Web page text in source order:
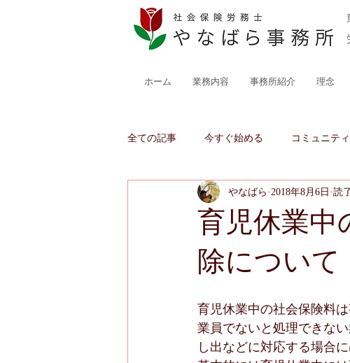
ホーム 業務内容 事務所紹介 理念
全ての記事 今すぐ始める コミュニティ
育児休業中
除について
やなばら 2018年8月6日 読
育児休業中の社会保険料
業員でないと処理できな
し出などに対応する場合